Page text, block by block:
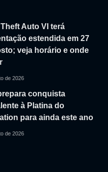
Auto VI terá
estendida em 27
veja horário e onde
de 2026
conquista
à Platina do
para ainda este ano
de 2026